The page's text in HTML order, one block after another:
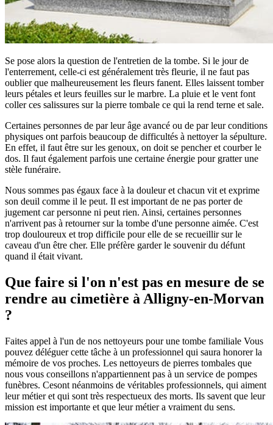
Se pose alors la question de l'entretien de la tombe. Si le jour de
l'enterrement, celle-ci est généralement très fleurie, il ne faut pas
oublier que malheureusement les fleurs fanent. Elles laissent tomber
leurs pétales et leurs feuilles sur le marbre. La pluie et le vent font
coller ces salissures sur la pierre tombale ce qui la rend terne et sale.
Certaines personnes de par leur âge avancé ou de par leur conditions
physiques ont parfois beaucoup de difficultés à nettoyer la sépulture.
En effet, il faut être sur les genoux, on doit se pencher et courber le
dos. Il faut également parfois une certaine énergie pour gratter une
stèle funéraire.
Nous sommes pas égaux face à la douleur et chacun vit et exprime
son deuil comme il le peut. Il est important de ne pas porter de
jugement car personne ni peut rien. Ainsi, certaines personnes
n'arrivent pas à retourner sur la tombe d'une personne aimée. C'est
trop douloureux et trop difficile pour elle de se recueillir sur le
caveau d'un être cher. Elle préfère garder le souvenir du défunt
quand il était vivant.
Que faire si l'on n'est pas en mesure de se
rendre au cimetière à Alligny-en-Morvan
?
Faites appel à l'un de nos nettoyeurs pour une tombe familiale Vous
pouvez déléguer cette tâche à un professionnel qui saura honorer la
mémoire de vos proches. Les nettoyeurs de pierres tombales que
nous vous conseillons n'appartiennent pas à un service de pompes
funèbres. Cesont néanmoins de véritables professionnels, qui aiment
leur métier et qui sont très respectueux des morts. Ils savent que leur
mission est importante et que leur métier a vraiment du sens.